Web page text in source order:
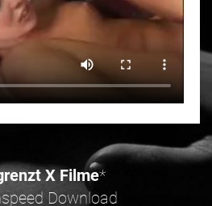
X Filme*
Download